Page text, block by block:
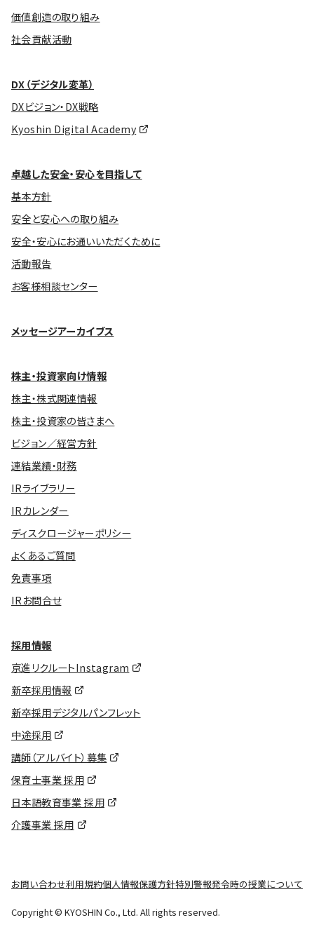
価値創造の取り組み
社会貢献活動
DX（デジタル変革）
DXビジョン・DX戦略
Kyoshin Digital Academy
卓越した安全・安心を目指して
基本方針
安全と安心への取り組み
安全・安心にお通いいただくために
活動報告
お客様相談センター
メッセージアーカイブス
株主・投資家向け情報
株主・株式関連情報
株主・投資家の皆さまへ
ビジョン／経営方針
連結業績・財務
IRライブラリー
IRカレンダー
ディスクロージャーポリシー
よくあるご質問
免責事項
IRお問合せ
採用情報
京進リクルートInstagram
新卒採用情報
新卒採用デジタルパンフレット
中途採用
講師（アルバイト）募集
保育士事業 採用
日本語教育事業 採用
介護事業 採用
お問い合わせ利用規約個人情報保護方針特別警報発令時の授業について
Copyright © KYOSHIN Co., Ltd. All rights reserved.